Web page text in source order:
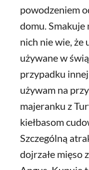
powodzeniem
domu. Smakuje
nich nie wie, że
używane w
przypadku
używam na
majeranku z
kiełbasom
Szczególną
dojrzałe mięso